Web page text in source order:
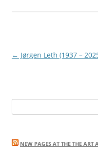
Post
← Jørgen Leth (1937 –
for:
NEW PAGES AT THE THE ART